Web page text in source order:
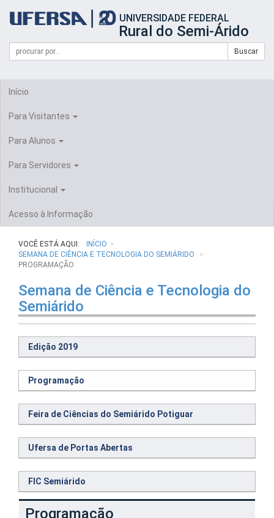
portal
UFERSA
UNIVERSIDADE FEDERAL
Rural do Semi-Árido
Formulário
Busca
Campo
de
Buscar
Início
Para Visitantes
Para Alunos
Para Servidores
Institucional
Acesso à Informação
VOCÊ ESTÁ AQUI:
INÍCIO
SEMANA DE CIÊNCIA E TECNOLOGIA DO SEMIÁRIDO
PROGRAMAÇÃO
Semana de Ciência e Tecnologia do
Semiárido
Edição 2019
Programação
Feira de Ciências do Semiárido Potiguar
Ufersa de Portas Abertas
FIC Semiárido
Programação